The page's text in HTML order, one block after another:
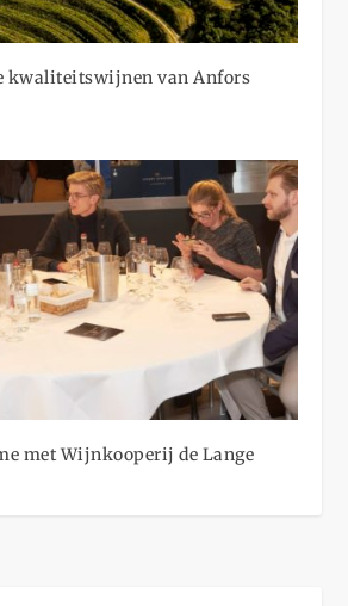
kwaliteitswijnen van Anfors
met Wijnkooperij de Lange